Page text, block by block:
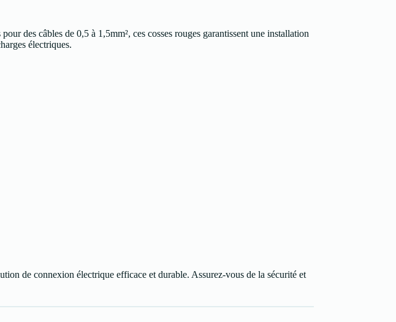
des câbles de 0,5 à 1,5mm², ces cosses rouges garantissent une installation
électriques.
de connexion électrique efficace et durable. Assurez-vous de la sécurité et